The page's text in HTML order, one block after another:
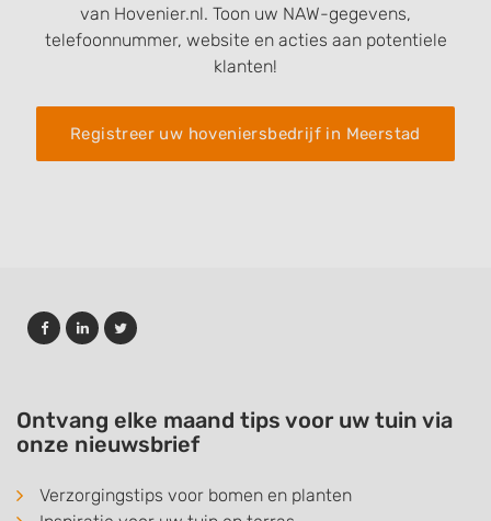
van Hovenier.nl. Toon uw NAW-gegevens,
telefoonnummer, website en acties aan potentiele
klanten!
Registreer uw hoveniersbedrijf in Meerstad
Ontvang elke maand tips voor uw tuin via
onze nieuwsbrief
Verzorgingstips voor bomen en planten